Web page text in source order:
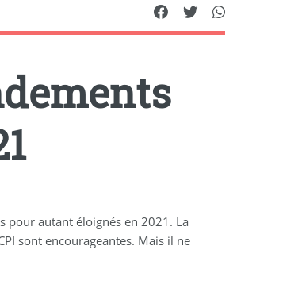
pour autant éloignés en 2021. La
sont encourageantes. Mais il ne